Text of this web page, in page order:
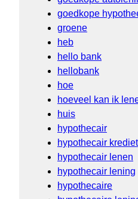
goedkope
groene
heb
hello bank
hellobank
hoe
hoeveel kan ik
huis
hypothecair
hypothecair krediet
hypothecair lenen
hypothecair lening
hypothecaire